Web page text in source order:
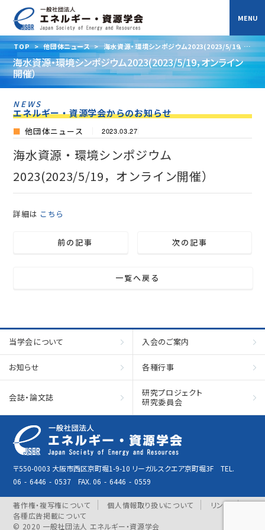
TOP > 他団体ニュース > 海水資源・環境シンポジウム2023(2023/5/19，オ
海水資源・環境シンポジウム2023(2023/5/19，オンライン
開催）
NEWS
エネルギー・資源学会からのお知らせ
他団体ニュース 2023.03.27
海水資源・環境シンポジウム
2023(2023/5/19，オンライン開催）
詳細は こちら
前の記事
一覧へ戻る
次の記事
当学会について 入会のご案内
お知らせ 各種行事
会誌・論文誌
研究プロジェクト
研究委員会
〒550-0003 大阪市西区京町堀1-9-10 リーガルスクエア京町堀3F TEL.
06 - 6446 - 0537 FAX. 06 - 6446 - 0559
著作権・複写権について 個人情報取り扱いについて
リンク
各種広告掲載について
© 2020 一般社団法人 エネルギー・資源学会